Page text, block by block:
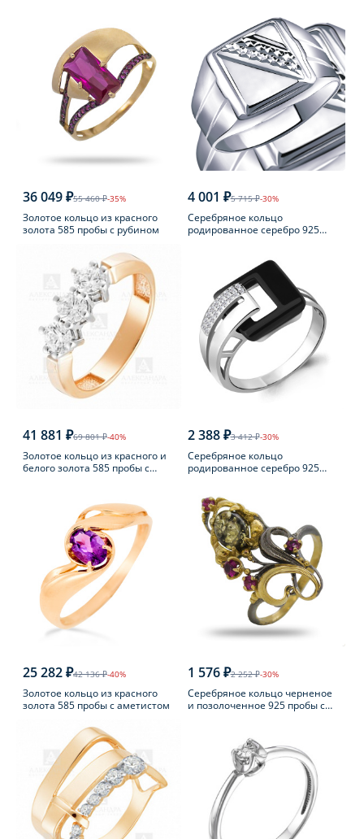
36 049 ₽55 460 ₽-35%
Золотое кольцо из красного
золота 585 пробы с рубином
4 001 ₽5 715 ₽-30%
Серебряное кольцо
родированное серебро 925
41 881 ₽69 801 ₽-40%
Золотое кольцо из красного и
белого золота 585 пробы с
2 388 ₽3 412 ₽-30%
Серебряное кольцо
родированное серебро 925
25 282 ₽42 136 ₽-40%
Золотое кольцо из красного
золота 585 пробы с аметистом
1 576 ₽2 252 ₽-30%
Серебряное кольцо черненое
и позолоченное 925 пробы с